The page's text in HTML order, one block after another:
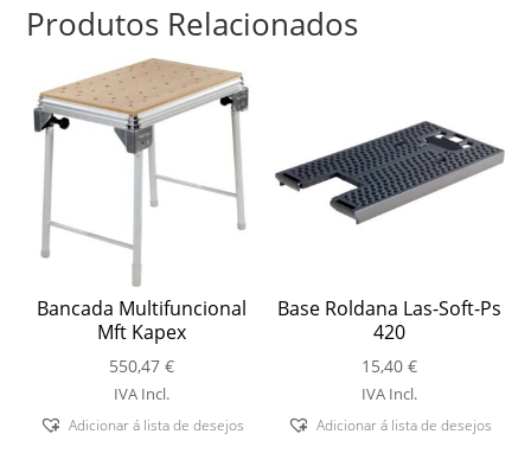
Produtos Relacionados
Bancada Multifuncional
Mft Kapex
550,47 €
IVA Incl.
Adicionar á lista de desejos
Base Roldana Las-Soft-Ps
420
15,40€
IVA Incl.
Adicionar á lista de desejos